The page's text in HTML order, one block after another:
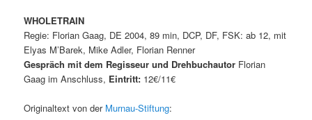
WHOLETRAIN
Regie: Florian Gaag, DE 2004, 89 min, DCP, DF, FSK: ab 12, mit
Elyas M’Barek, Mike Adler, Florian Renner
Gespräch mit dem Regisseur und Drehbuchautor Florian
Gaag im Anschluss, Eintritt: 12€/11€
Originaltext von der Murnau-Stiftung: